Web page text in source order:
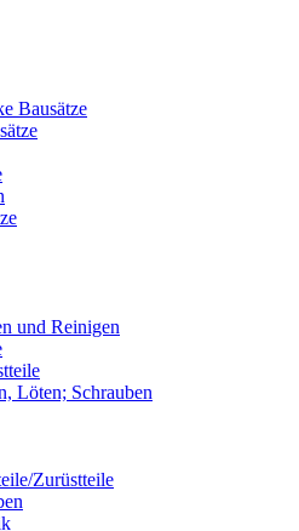
Bausätze
und Reinigen
Löten; Schrauben
Zurüstteile